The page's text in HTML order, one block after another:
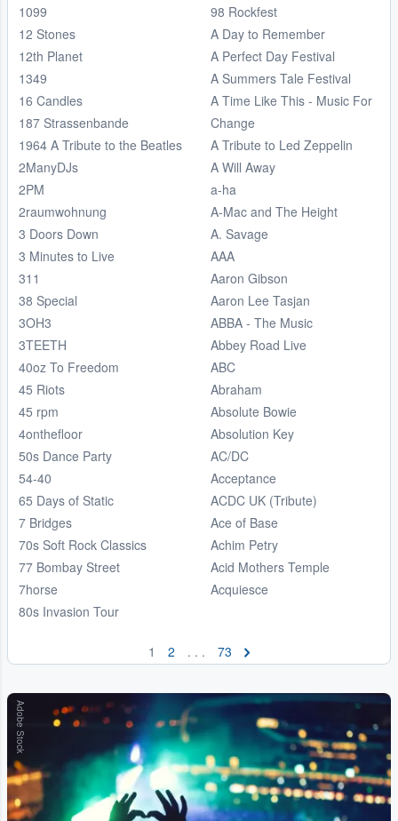
1099
12 Stones
12th Planet
1349
16 Candles
187 Strassenbande
1964 A Tribute to the Beatles
2ManyDJs
2PM
2raumwohnung
3 Doors Down
3 Minutes to Live
311
38 Special
3OH3
3TEETH
40oz To Freedom
45 Riots
45 rpm
4onthefloor
50s Dance Party
54-40
65 Days of Static
7 Bridges
70s Soft Rock Classics
77 Bombay Street
7horse
80s Invasion Tour
98 Rockfest
A Day to Remember
A Perfect Day Festival
A Summers Tale Festival
A Time Like This - Music For
Change
A Tribute to Led Zeppelin
A Will Away
a-ha
A-Mac and The Height
A. Savage
AAA
Aaron Gibson
Aaron Lee Tasjan
ABBA - The Music
Abbey Road Live
ABC
Abraham
Absolute Bowie
Absolution Key
AC/DC
Acceptance
ACDC UK (Tribute)
Ace of Base
Achim Petry
Acid Mothers Temple
Acquiesce
1 2 . . . 73
Adobe Stock